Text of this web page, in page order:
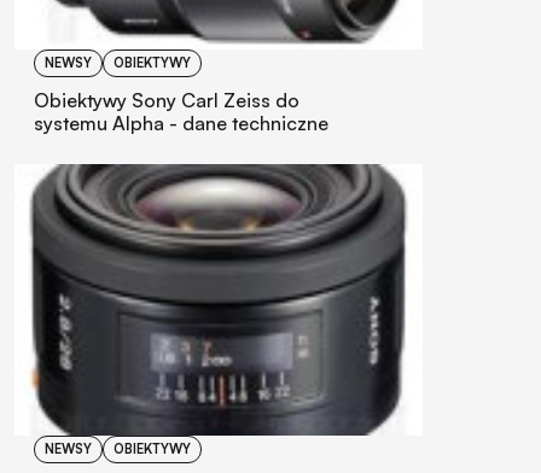
NEWSY OBIEKTYWY
Obiektywy Sony Carl Zeiss do
systemu Alpha - dane techniczne
NEWSY OBIEKTYWY